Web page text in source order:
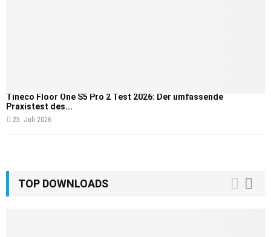
Tineco Floor One S5 Pro 2 Test 2026: Der umfassende
Praxistest des...
25. Juli 2026
TOP DOWNLOADS